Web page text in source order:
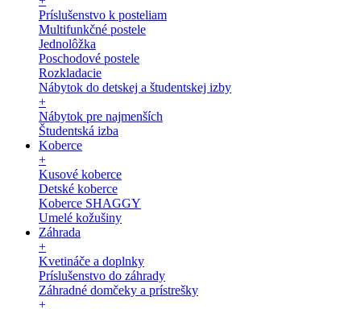
Príslušenstvo k posteliam
Multifunkčné postele
Jednolôžka
Poschodové postele
Rozkladacie
Nábytok do detskej a študentskej izby
+
Nábytok pre najmenších
Študentská izba
Koberce
+
Kusové koberce
Detské koberce
Koberce SHAGGY
Umelé kožušiny
Záhrada
+
Kvetináče a doplnky
Príslušenstvo do záhrady
Záhradné domčeky a prístrešky
+